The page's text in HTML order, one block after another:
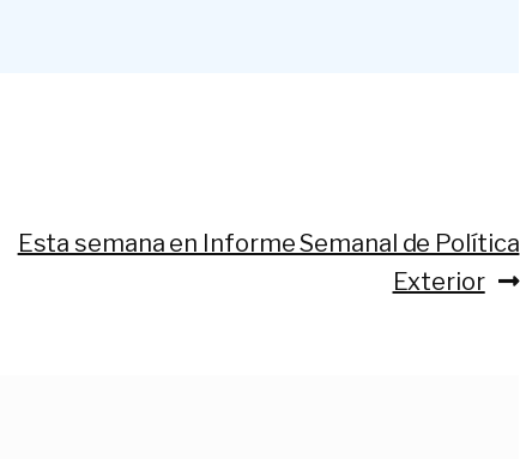
Siguiente:
Esta semana en Informe Semanal de Política
Exterior